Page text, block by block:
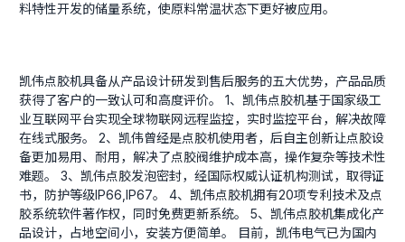
料特性开发的储量系统，使原料常温状态下更好被应用。
凯伟点胶机具备从产品设计研发到售后服务的五大优势，产品品质
获得了客户的一致认可和高度评价。 1、凯伟点胶机基于国家级工
业互联网平台实现全球物联网远程监控，实时监控平台，解决故障
在线式服务。 2、凯伟曾经是点胶机使用者，后自主创新让点胶设
备更加易用、耐用，解决了点胶阀维护成本高，操作复杂等技术性
难题。 3、凯伟点胶发泡密封，经国际权威认证机构测试，取得证
书，防护等级IP66,IP67。 4、凯伟点胶机拥有20项专利技术及点
胶系统软件著作权，同时免费更新系统。 5、凯伟点胶机集成化产
品设计，占地空间小，安装方便简单。 目前，凯伟电气已为国内